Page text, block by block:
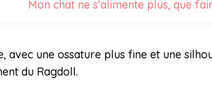
Mon chat ne s’alimente plus, que
avec une ossature plus fine et une
du Ragdoll.